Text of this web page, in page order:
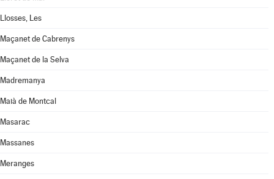
Llosses, Les
Maçanet de Cabrenys
Maçanet de la Selva
Madremanya
Maià de Montcal
Masarac
Massanes
Meranges